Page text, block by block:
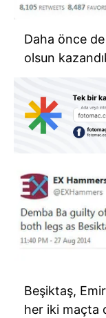
Daha önce
olsun
Beşiktaş,
her iki maçta